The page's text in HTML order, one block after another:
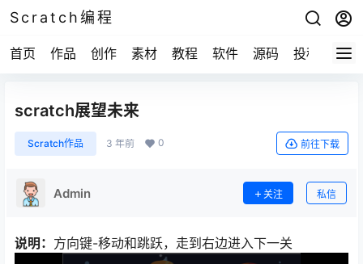
Scratch编程
首页 作品 创作 素材 教程 软件 源码 投稿 关于
scratch展望未来
Scratch作品 3 年前 0 前往下载
Admin 关注 私信
说明： 方向键-移动和跳跃，走到右边进入下一关